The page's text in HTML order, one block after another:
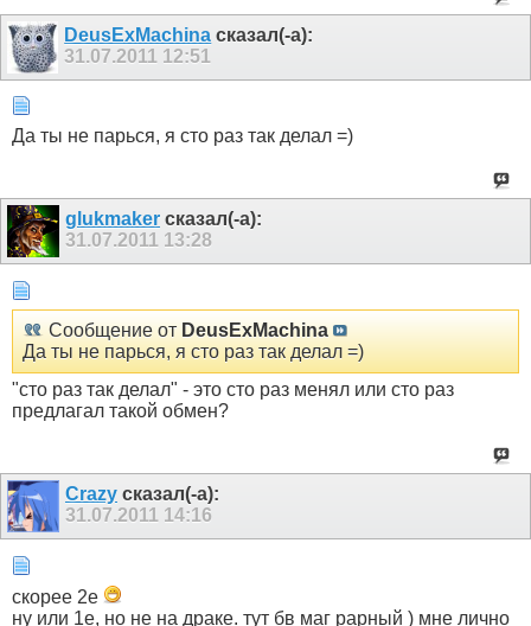
DeusExMachina сказал(-а):
31.07.2011 12:51
Да ты не парься, я сто раз так делал =)
glukmaker сказал(-а):
31.07.2011 13:28
Сообщение от DeusExMachina
Да ты не парься, я сто раз так делал =)
"сто раз так делал" - это сто раз менял или сто раз
предлагал такой обмен?
Crazy сказал(-а):
31.07.2011 14:16
скорее 2е
ну или 1е, но не на драке. тут бв маг рарный ) мне лично